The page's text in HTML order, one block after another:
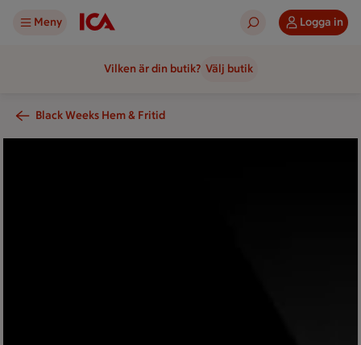
Meny Logga in
Vilken är din butik? Välj butik
Black Weeks Hem & Fritid